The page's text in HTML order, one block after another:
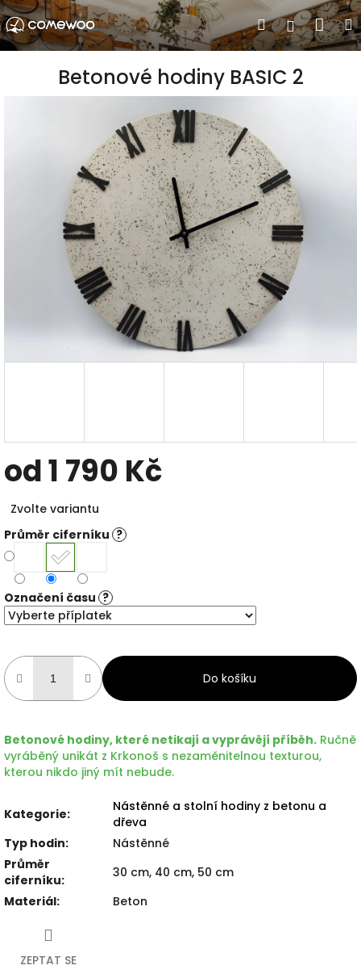
Přejít
na
obsah
Hledat
Betonové hodiny BASIC 2
od1 790 Kč
cena:
Zvolte variantu
Průměr ciferníku ?
Označení času ?
Do košíku
Betonové hodiny, které netikají a vyprávějí příběh. Ručně
vyráběný unikát z Krkonoš s nezaměnitelnou texturou,
kterou nikdo jiný mít nebude.
Kategorie:
Nástěnné a stolní hodiny z betonu a
dřeva
Typ hodin:
Nástěnné
Průměr
ciferníku:
30 cm, 40 cm, 50 cm
Materiál: Beton
ZEPTAT SE